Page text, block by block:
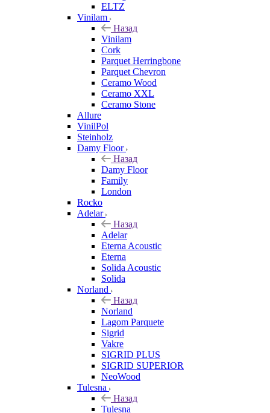
ELTZ
Vinilam
Назад
Vinilam
Cork
Parquet Herringbone
Parquet Chevron
Ceramo Wood
Ceramo XXL
Ceramo Stone
Allure
VinilPol
Steinholz
Damy Floor
Назад
Damy Floor
Family
London
Rocko
Adelar
Назад
Adelar
Eterna Acoustic
Eterna
Solida Acoustic
Solida
Norland
Назад
Norland
Lagom Parquete
Sigrid
Vakre
SIGRID PLUS
SIGRID SUPERIOR
NeoWood
Tulesna
Назад
Tulesna